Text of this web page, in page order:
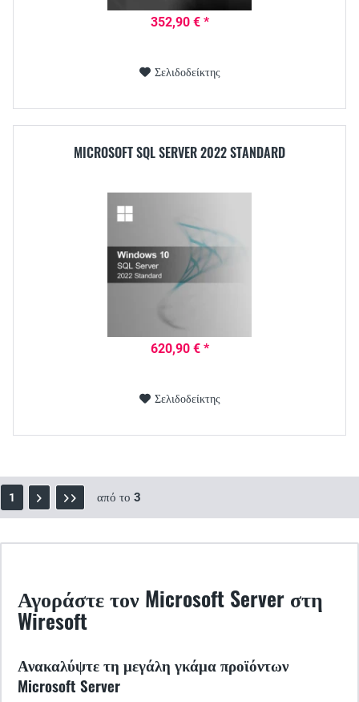
352,90 € *
Σελιδοδείκτης
MICROSOFT SQL SERVER 2022 STANDARD
620,90 € *
Σελιδοδείκτης
1 από το 3
Αγοράστε τον Microsoft Server στη
Wiresoft
Ανακαλύψτε τη μεγάλη γκάμα προϊόντων
Microsoft Server